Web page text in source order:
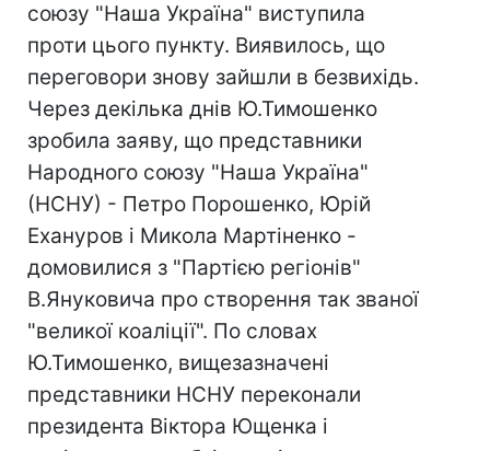
союзу "Наша Україна" виступила
проти цього пункту. Виявилось, що
переговори знову зайшли в безвихідь.
Через декілька днів Ю.Тимошенко
зробила заяву, що представники
Народного союзу "Наша Україна"
(НСНУ) - Петро Порошенко, Юрій
Ехануров і Микола Мартіненко -
домовилися з "Партією регіонів"
В.Януковича про створення так званої
"великої коаліції". По словах
Ю.Тимошенко, вищезазначені
представники НСНУ переконали
президента Віктора Ющенка і